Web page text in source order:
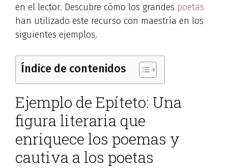
en el lector. Descubre cómo los grandes poetas
han utilizado este recurso con maestría en los
siguientes ejemplos.
Índice de contenidos
Ejemplo de Epíteto: Una
figura literaria que
enriquece los poemas y
cautiva a los poetas